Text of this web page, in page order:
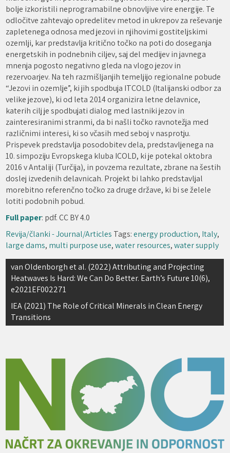
bolje izkoristili neprogramabilne obnovljive vire energije. Te
odločitve zahtevajo opredelitev metod in ukrepov za reševanje
zapletenega odnosa med jezovi in njihovimi gostiteljskimi
ozemlji, kar predstavlja kritično točko na poti do doseganja
energetskih in podnebnih ciljev, saj del medijev in javnega
mnenja pogosto negativno gleda na vlogo jezov in
rezervoarjev. Na teh razmišljanjih temeljijo regionalne pobude
“Jezovi in ozemlje”, ki jih spodbuja ITCOLD (Italijanski odbor za
velike jezove), ki od leta 2014 organizira letne delavnice,
katerih cilj je spodbujati dialog med lastniki jezov in
zainteresiranimi stranmi, da bi našli točko ravnotežja med
različnimi interesi, ki so včasih med seboj v nasprotju.
Prispevek predstavlja posodobitev dela, predstavljenega na
10. simpoziju Evropskega kluba ICOLD, ki je potekal oktobra
2016 v Antaliji (Turčija), in povzema rezultate, zbrane na šestih
doslej izvedenih delavnicah. Projekt bi lahko predstavljal
morebitno referenčno točko za druge države, ki bi se želele
lotiti podobnih pobud.
Full paper: pdf. CC BY 4.0
Revija/članki - Journal/Articles Tags:energy production, Italy,
large dams, multi purpose use,water resources,water supply
Navigacija
prispevka
van Oldenborgh et al. (2022) Attributing and Projecting
Heatwaves Is Hard: We Can Do Better. Earth’s Future 10(6),
e2021EF002271
IEA (2021) The Role of Critical Minerals in Clean Energy
Transitions